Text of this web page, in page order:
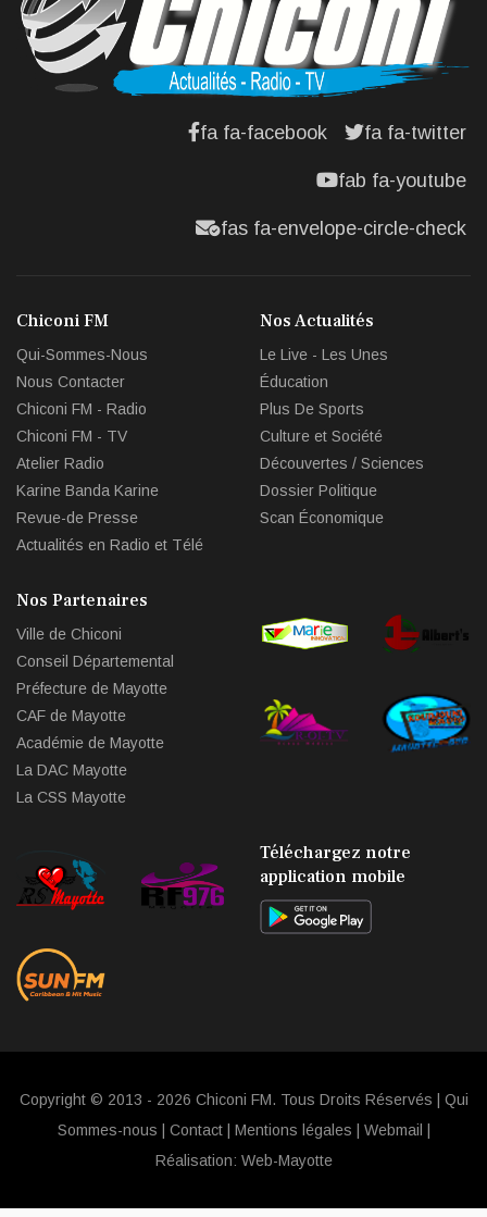
fa fa-facebook fa fa-twitter
fab fa-youtube
fas fa-envelope-circle-check
Chiconi FM
Qui-Sommes-Nous
Nous Contacter
Chiconi FM - Radio
Chiconi FM - TV
Atelier Radio
Karine Banda Karine
Revue-de Presse
Actualités en Radio et Télé
Nos Actualités
Le Live - Les Unes
Éducation
Plus De Sports
Culture et Société
Découvertes / Sciences
Dossier Politique
Scan Économique
Nos Partenaires
Ville de Chiconi
Conseil Départemental
Préfecture de Mayotte
CAF de Mayotte
Académie de Mayotte
La DAC Mayotte
La CSS Mayotte
Téléchargez notre
application mobile
Copyright © 2013 - 2026 Chiconi FM. Tous Droits Réservés | Qui
Sommes-nous
Contact| Mentions légales Webmail
Réalisation: Web-Mayotte